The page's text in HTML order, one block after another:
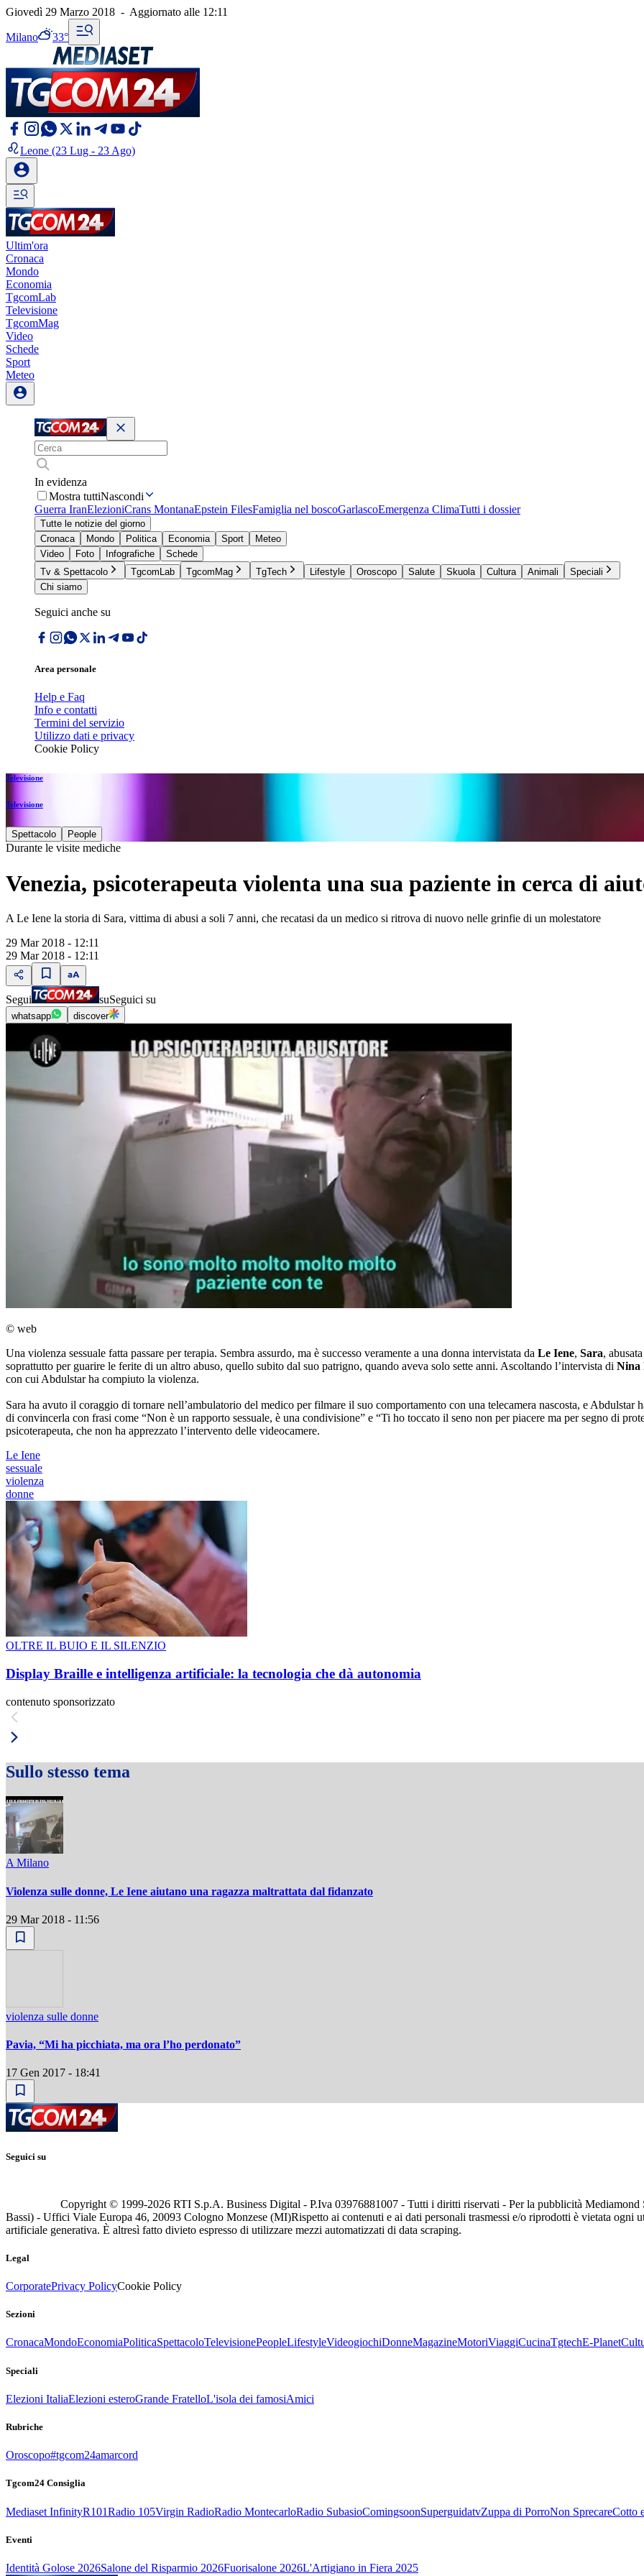
Giovedì 29 Marzo 2018 - Aggiornato alle 12:11
Milano 33°
Leone (23 Lug - 23 Ago)
Ultim'ora
Cronaca
Mondo
Economia
TgcomLab
Televisione
TgcomMag
Video
Schede
Sport
Meteo
In evidenza
Mostra tuttiNascondi
Guerra IranElezioniCrans MontanaEpstein FilesFamiglia nel boscoGarlascoEmergenza ClimaTutti i dossier
Tutte le notizie del giorno
Cronaca
Mondo Politica Economia Sport
Meteo
Video
Foto Infografiche
Schede
Tv & Spettacolo
TgcomLab TgcomMag TgTech Lifestyle Oroscopo Salute Skuola Cultura Animali
Speciali
Chi siamo
Seguici anche su
Area personale
Help e Faq
Info e contatti
Termini del servizio
Utilizzo dati e privacy
Cookie Policy
Televisione
Televisione
Spettacolo People
Durante le visite mediche
Venezia, psicoterapeuta violenta una sua paziente in cerca di
A Le Iene la storia di Sara, vittima di abusi a soli 7 anni, che recatasi da un medico si ritrova di nuovo nelle grinfie di un molestatore
29 Mar 2018 - 12:11
29 Mar 2018 - 12:11
Segui suSeguici su
whatsapp discover
© web
Una violenza sessuale fatta passare per terapia. Sembra assurdo, ma è successo veramente a una donna intervistata da Le Iene, Sara,
soprattutto per guarire le ferite di un altro abuso, quello subito dal suo patrigno, quando aveva solo sette anni. Ascoltando l’intervista di Nina
con cui Abdulstar ha compiuto la violenza.
Sara ha avuto il coraggio di tornare nell’ambulatorio del medico per filmare il suo comportamento con una telecamera nascosta, e Abdulstar
di convincerla con frasi come “Non è un rapporto sessuale, è una condivisione” e “Ti ho toccato il seno non per piacere ma per segno di
psicoterapeuta, che non ha apprezzato l’intervento delle videocamere.
Le Iene
sessuale
violenza
donne
OLTRE IL BUIO E IL SILENZIO
Display Braille e intelligenza artificiale: la tecnologia che dà autonomia
contenuto sponsorizzato
Sullo stesso tema
A Milano
Violenza sulle donne, Le Iene aiutano una ragazza maltrattata dal fidanzato
29 Mar 2018 - 11:56
violenza sulle donne
Pavia, “Mi ha picchiata, ma ora l’ho perdonato”
17 Gen 2017 - 18:41
Seguici su
Copyright © 1999-2026 RTI S.p.A. Business Digital - P.Iva 03976881007 - Tutti i diritti riservati - Per la pubblicità
Bassi) - Uffici Viale Europa 46, 20093 Cologno Monzese (MI)Rispetto ai contenuti e ai dati personali trasmessi e/o riprodotti è vietata ogni
artificiale generativa. È altresì fatto divieto espresso di utilizzare mezzi automatizzati di data scraping.
Legal
CorporatePrivacy PolicyCookie Policy
Sezioni
CronacaMondoEconomiaPoliticaSpettacoloTelevisionePeopleLifestyleVideogiochiDonneMagazineMotoriViaggiCucinaTgtechE-Planet
Speciali
Elezioni ItaliaElezioni esteroGrande FratelloL'isola dei famosiAmici
Rubriche
Oroscopo#tgcom24amarcord
Tgcom24 Consiglia
Mediaset InfinityR101Radio 105Virgin RadioRadio MontecarloRadio SubasioComingsoonSuperguidatvZuppa di PorroNon SprecareCotto
Eventi
Identità Golose 2026Salone del Risparmio 2026Fuorisalone 2026L'Artigiano in Fiera 2025